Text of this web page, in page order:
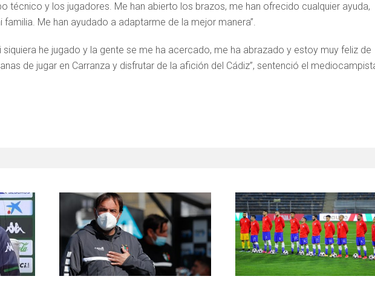
técnico y los jugadores. Me han abierto los brazos, me han ofrecido cualquier ayuda,
Me han ayudado a adaptarme de la mejor manera”.
siquiera he jugado y la gente se me ha acercado, me ha abrazado y estoy muy feliz de
de jugar en Carranza y disfrutar de la afición del Cádiz”, sentenció el